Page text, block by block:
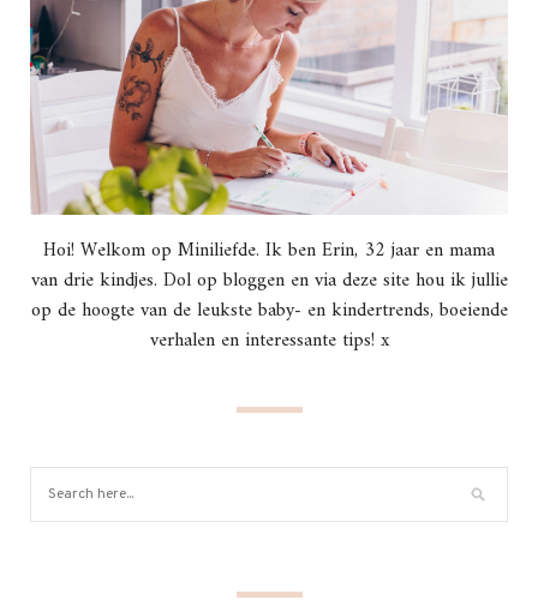
Hoi! Welkom op Miniliefde. Ik ben Erin, 32 jaar en mama
van drie kindjes. Dol op bloggen en via deze site hou ik jullie
op de hoogte van de leukste baby- en kindertrends, boeiende
verhalen en interessante tips! x